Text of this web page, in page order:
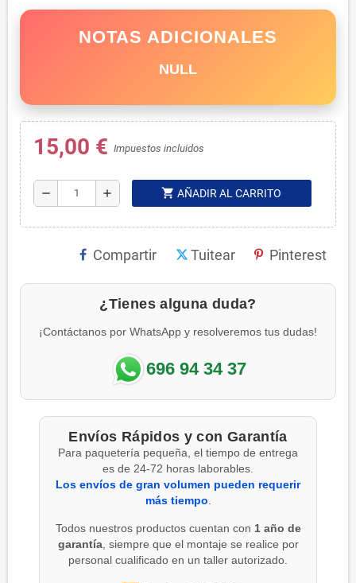
NOTAS ADICIONALES
NULL
15,00 € Impuestos incluidos
remove add shopping_cart AÑADIR AL CARRITO
Compartir Tuitear Pinterest
¿Tienes alguna duda?
¡Contáctanos por WhatsApp y resolveremos tus dudas!
696 94 34 37
Envíos Rápidos y con Garantía
Para paquetería pequeña, el tiempo de entrega
es de 24-72 horas laborables.
Los envíos de gran volumen pueden requerir
más tiempo
Todos nuestros productos cuentan con 1 año de
garantía, siempre que el montaje se realice por
personal cualificado en un taller autorizado.